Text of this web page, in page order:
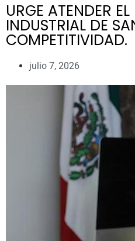
URGE ATENDER
INDUSTRIAL DE
COMPETITIVIDAD.
julio 7, 2026